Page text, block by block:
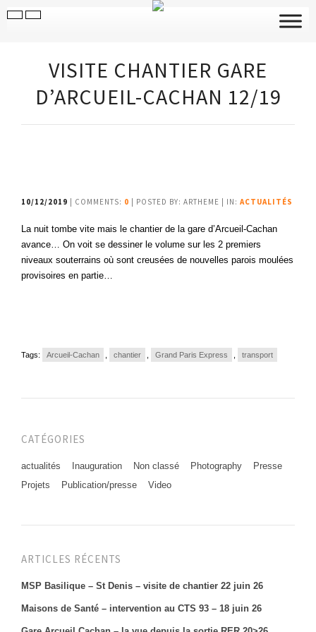
VISITE CHANTIER GARE
D’ARCUEIL-CACHAN 12/19
10/12/2019 | COMMENTS: 0 | POSTED BY: ARTHEME | IN: ACTUALITÉS
La nuit tombe vite mais le chantier de la gare d’Arcueil-Cachan
avance… On voit se dessiner le volume sur les 2 premiers
niveaux souterrains où sont creusées de nouvelles parois moulées
provisoires en partie…
Tags: Arcueil-Cachan chantier Grand Paris Express transport
CATÉGORIES
actualités Inauguration Non classé Photography
Presse
Projets
Publication/presse Video
ARTICLES RÉCENTS
MSP Basilique – St Denis – visite de chantier 22 juin 26
Maisons de Santé – intervention au CTS 93 – 18 juin 26